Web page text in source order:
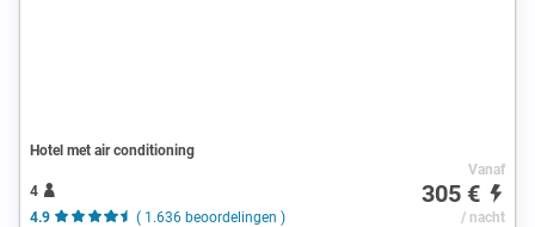
Hotel met air conditioning
4
4.9
( 1.636 beoordelingen )
Vanaf
305 €
/ nacht